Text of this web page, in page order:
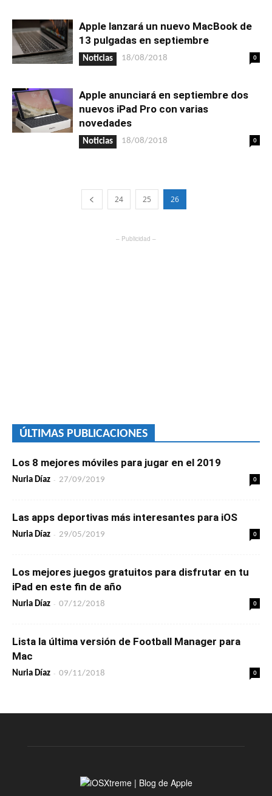
Apple lanzará un nuevo MacBook de
13 pulgadas en septiembre
Noticias 18/08/2018 0
Apple anunciará en septiembre dos
nuevos iPad Pro con varias
novedades
Noticias 18/08/2018 0
24 25 26
– Publicidad –
ÚLTIMAS PUBLICACIONES
Los 8 mejores móviles para jugar en el 2019
Nuria Díaz - 27/09/2019 0
Las apps deportivas más interesantes para iOS
Nuria Díaz - 29/05/2019 0
Los mejores juegos gratuitos para disfrutar en tu
iPad en este fin de año
Nuria Díaz - 07/12/2018 0
Lista la última versión de Football Manager para
Mac
Nuria Díaz - 09/11/2018 0